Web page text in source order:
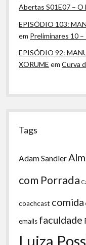
Abertas S01E07 – O
EPISÓDIO 103:
em Preliminares 10
EPISÓDIO 92:
XORUME emCurva
Tags
Adam Sandler
com Porrada
coachcast comida
emails faculdade
Luiza